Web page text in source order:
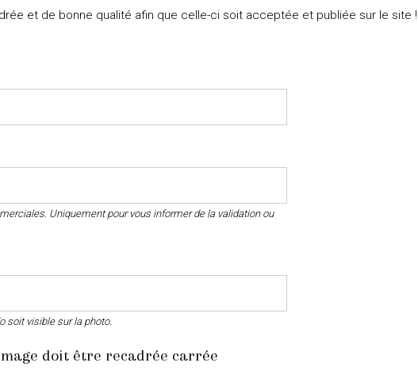
et de bonne qualité afin que celle-ci soit acceptée et publiée sur le site !
Uniquement pour vous informer de la validation ou
soit visible sur la photo.
doit être recadrée carrée